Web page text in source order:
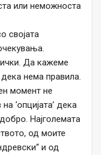
или неможноста
својата
Да кажеме
нема правила.
момент не
‘опцијата’ дека
Најголемата
од моите
и од